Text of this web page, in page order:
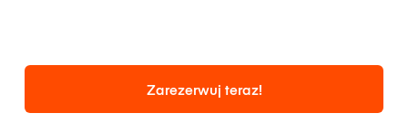
Zarezerwuj teraz!